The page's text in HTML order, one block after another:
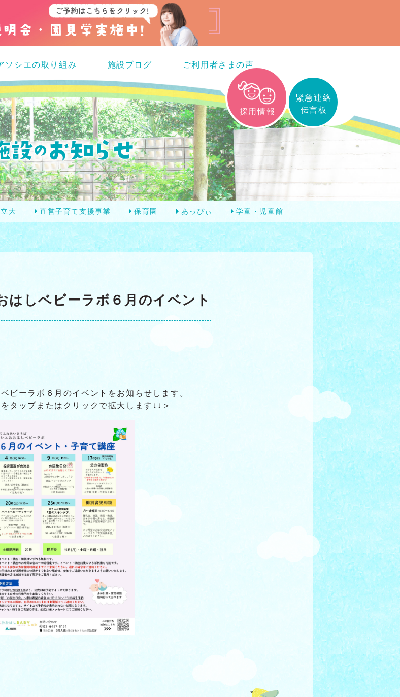
ソシエの取り組み 施設ブログ ご利用者さまの声
採用情報
緊急連絡
伝言板
大 直営子育て支援事業 保育園 あっぴぃ 学童・児童館
はしベビーラボ６月のイベント
ビーラボ６月のイベントをお知らせします。
タップまたはクリックで拡大します↓↓＞